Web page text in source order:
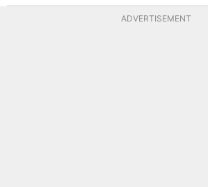
ADVERTISEMENT